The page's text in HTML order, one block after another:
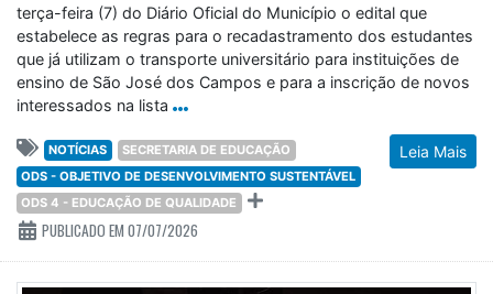
terça-feira (7) do Diário Oficial do Município o edital que
estabelece as regras para o recadastramento dos estudantes
que já utilizam o transporte universitário para instituições de
ensino de São José dos Campos e para a inscrição de novos
interessados na lista
Leia Mais
NOTÍCIAS
SECRETARIA DE EDUCAÇÃO
ODS - OBJETIVO DE DESENVOLVIMENTO SUSTENTÁVEL
ODS 4 - EDUCAÇÃO DE QUALIDADE
PUBLICADO EM 07/07/2026